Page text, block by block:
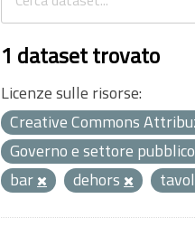
1 dataset trovato
Licenze sulle risorse:
Creative Commons
Governo e settore pubblico
bar
dehors